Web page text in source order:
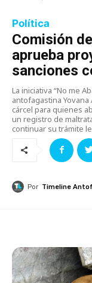
Política
Comisión
aprueba
sanciones
La iniciativa “No me
antofagastina
cárcel para quienes
un registro de
continuar su trámite
Por Timeline